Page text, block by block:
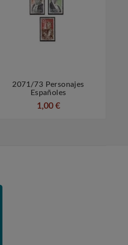
 
2071/73 Personajes
Españoles
1,00 €